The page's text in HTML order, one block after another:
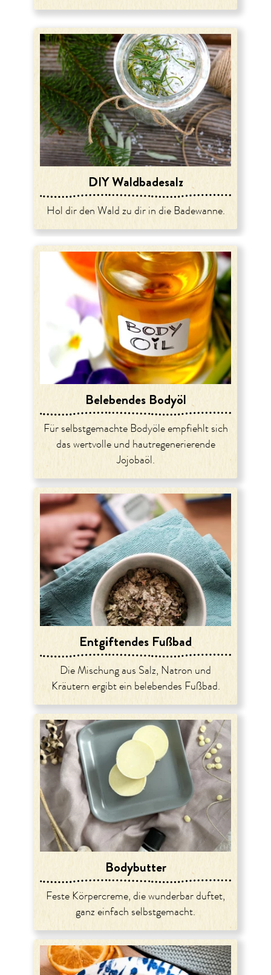
DIY Waldbadesalz
Hol dir den Wald zu dir in die Badewanne.
Belebendes Bodyöl
Für selbstgemachte Bodyöle empfiehlt sich
das wertvolle und hautregenerierende
Jojobaöl.
Entgiftendes Fußbad
Die Mischung aus Salz, Natron und
Kräutern ergibt ein belebendes Fußbad.
Bodybutter
Feste Körpercreme, die wunderbar duftet,
ganz einfach selbstgemacht.